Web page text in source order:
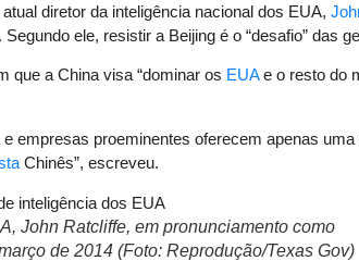
atual diretor da inteligência nacional dos EUA,
ele, resistir a Beijing é o “desafio” das
que a China visa “dominar os EUAe o resto do
empresas proeminentes oferecem apenas
Chinês”, escreveu.
John Ratcliffe, em pronunciamento como
de 2014 (Foto: Reprodução/Texas Gov)